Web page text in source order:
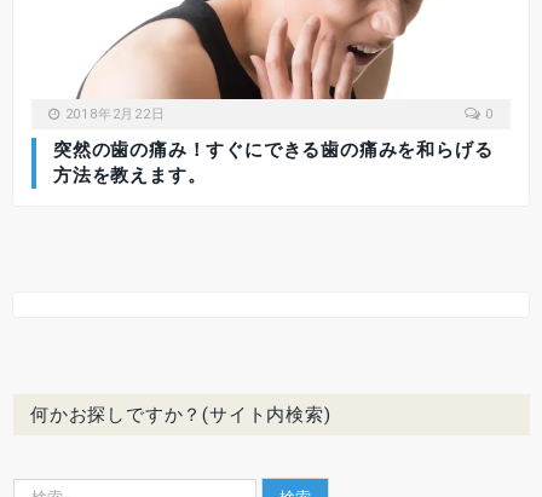
2018年2月22日 0
突然の歯の痛み！すぐにできる歯の痛みを和らげる
方法を教えます。
何かお探しですか？(サイト内検索)